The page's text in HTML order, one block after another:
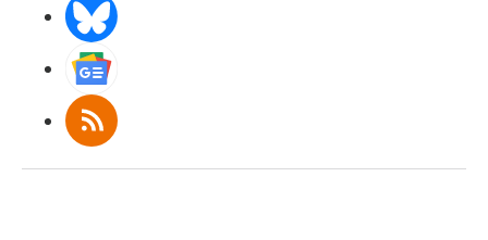
RSS